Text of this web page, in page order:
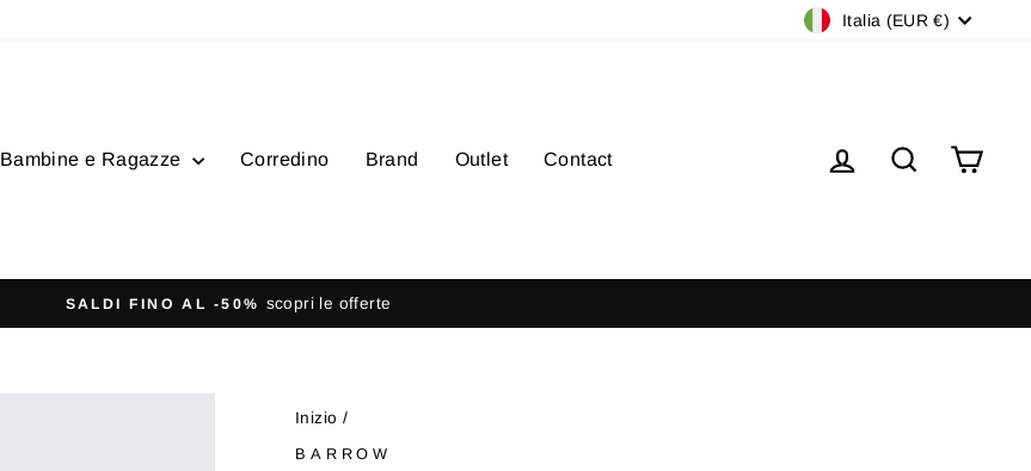
ValutaItalia (EUR €)
Bambine e Ragazze Corredino Brand Outlet Contact Accedi Cerca
Metti
presentazione
SPEDIZIONE GRATUITA - Ordini superiori a 100€
Inizio /
BARROW